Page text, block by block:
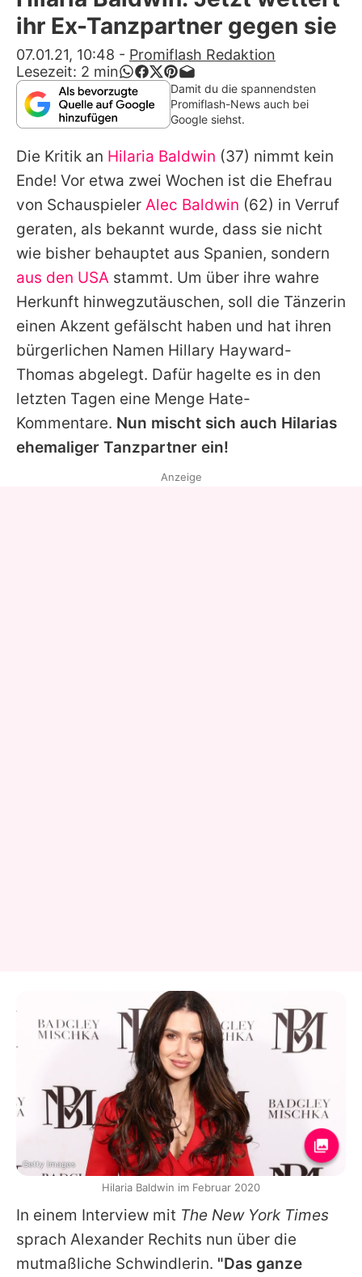
Alle Themen auf Promiflash
App runterladen
Team
Redaktionelle Richtlinien
Impressum
Nutzungsbedingungen
Utiq verwalten
ihr Ex-Tanzpartner gegen sie
07.01.21, 10:48 - Promiflash Redaktion
Lesezeit: 2 min
Damit du die spannendsten
Promiflash-News auch bei
Google siehst.
Die Kritik an Hilaria Baldwin (37) nimmt kein
Ende! Vor etwa zwei Wochen ist die Ehefrau
von Schauspieler Alec Baldwin (62) in Verruf
geraten, als bekannt wurde, dass sie nicht
wie bisher behauptet aus Spanien, sondern
aus den USA stammt. Um über ihre wahre
Herkunft hinwegzutäuschen, soll die Tänzerin
einen Akzent gefälscht haben und hat ihren
bürgerlichen Namen Hillary Hayward-
Thomas abgelegt. Dafür hagelte es in den
letzten Tagen eine Menge Hate-
Kommentare. Nun mischt sich auch Hilarias
ehemaliger Tanzpartner ein!
In einem Interview mit The New York Times
sprach Alexander Rechits nun über die
mutmaßliche Schwindlerin. "Das ganze
Anzeige
Getty Images
Hilaria Baldwin im Februar 2020